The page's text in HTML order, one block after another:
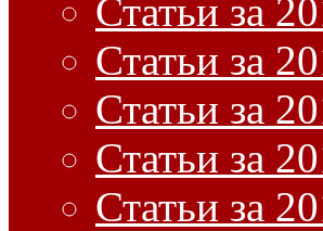
Статьи за
Статьи за
Статьи за
Статьи за
Статьи за